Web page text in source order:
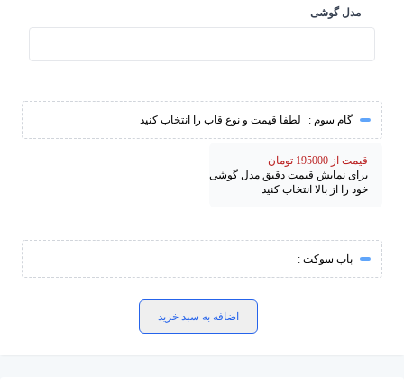
مدل گوشی
گام سوم : لطفا قیمت و نوع قاب را انتخاب کنید
قیمت از 195000 تومان
برای نمایش قیمت دقیق مدل گوشی
خود را از بالا انتخاب کنید
پاپ سوکت :
اضافه به سبد خرید